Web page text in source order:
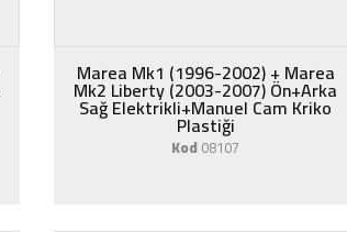
Marea Mk1 (1996-2002) + Marea
Mk2 Liberty (2003-2007) Ön+Arka
Sağ Elektrikli+Manuel Cam Kriko
Plastiği
Kod08107